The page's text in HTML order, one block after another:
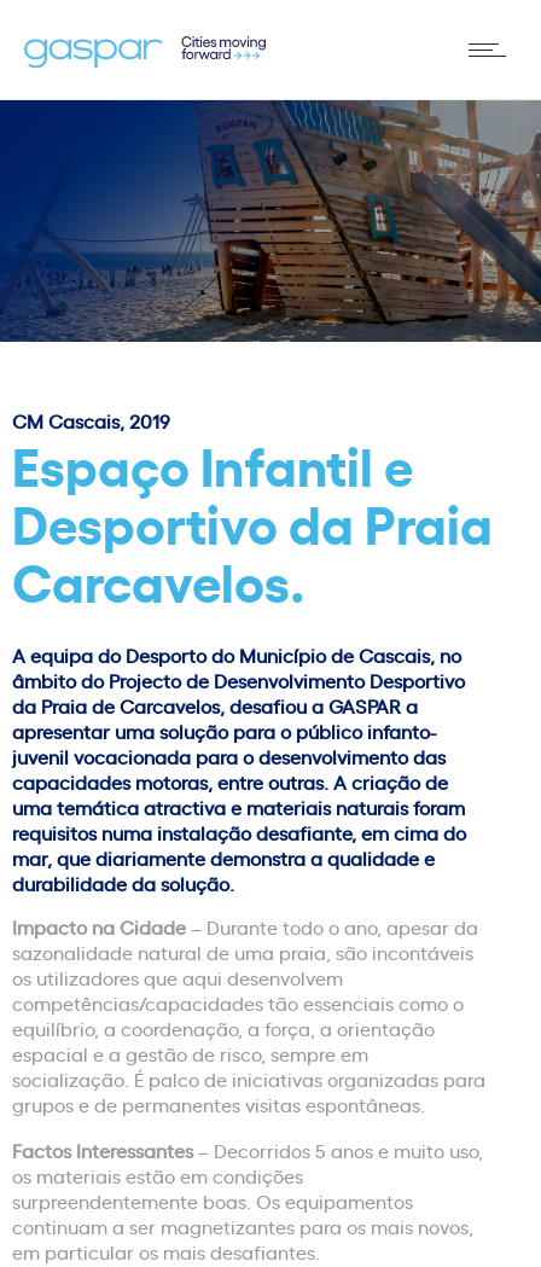
CM Cascais, 2019
Espaço Infantil e
Desportivo da Praia
Carcavelos.
A equipa do Desporto do Município de Cascais, no
âmbito do Projecto de Desenvolvimento Desportivo
da Praia de Carcavelos, desafiou a GASPAR a
apresentar uma solução para o público infanto-
juvenil vocacionada para o desenvolvimento das
capacidades motoras, entre outras. A criação de
uma temática atractiva e materiais naturais foram
requisitos numa instalação desafiante, em cima do
mar, que diariamente demonstra a qualidade e
durabilidade da solução.
Impacto na Cidade – Durante todo o ano, apesar da
sazonalidade natural de uma praia, são incontáveis
os utilizadores que aqui desenvolvem
competências/capacidades tão essenciais como o
equilíbrio, a coordenação, a força, a orientação
espacial e a gestão de risco, sempre em
socialização. É palco de iniciativas organizadas para
grupos e de permanentes visitas espontâneas.
Factos Interessantes– Decorridos 5 anos e muito uso,
os materiais estão em condições
surpreendentemente boas. Os equipamentos
continuam a ser magnetizantes para os mais novos,
em particular os mais desafiantes.